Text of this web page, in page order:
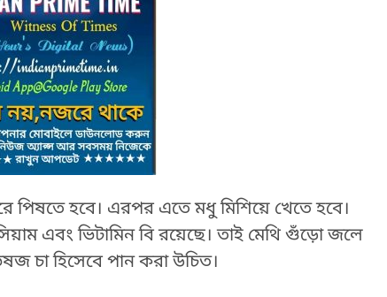
পিষতে হবে। এরপর এতে মধু মিশিয়ে খেতে হবে।
এবং ভিটামিন বি রয়েছে। তাই মেথি গুঁড়ো জলে
চা হিসেবে পান করা উচিত।